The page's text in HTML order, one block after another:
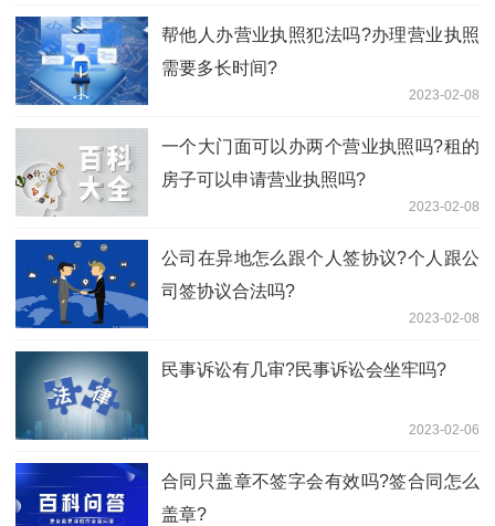
帮他人办营业执照犯法吗?办理营业执照
需要多长时间?
2023-02-08
一个大门面可以办两个营业执照吗?租的
房子可以申请营业执照吗?
2023-02-08
公司在异地怎么跟个人签协议?个人跟公
司签协议合法吗?
2023-02-08
民事诉讼有几审?民事诉讼会坐牢吗?
2023-02-06
合同只盖章不签字会有效吗?签合同怎么
盖章?